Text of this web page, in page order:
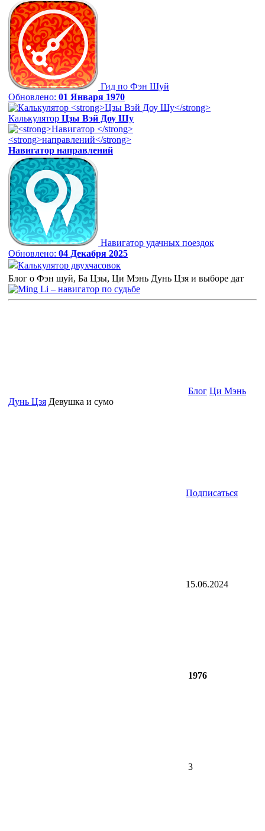
Гид по Фэн Шуй
Обновлено: 01 Января 1970
Калькулятор Цзы Вэй Доу Шу
Навигатор направлений
Навигатор удачных поездок
Обновлено: 04 Декабря 2025
Калькулятор двухчасовок
Блог о Фэн шуй, Ба Цзы, Ци Мэнь Дунь Цзя и выборе дат
Блог Ци Мэнь
Дунь Цзя Девушка и сумо
Подписаться
15.06.2024
1976
3